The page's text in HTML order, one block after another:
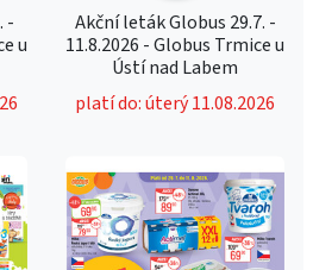
-
u
Akční leták Globus 29.7. -
11.8.2026 - Globus Trmice u
Ústí nad Labem
platí do: úterý 11.08.2026